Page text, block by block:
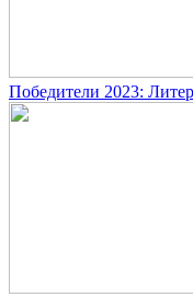
Победители 2023: